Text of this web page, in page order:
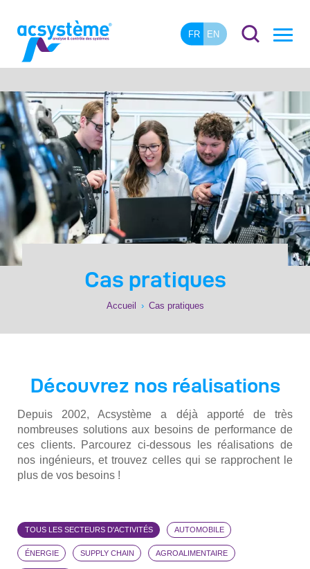
FR EN
Cas pratiques
Accueil › Cas pratiques
Découvrez nos réalisations
Depuis 2002, Acsystème a déjà apporté de très
nombreuses solutions aux besoins de performance de
ces clients. Parcourez ci-dessous les réalisations de
nos ingénieurs, et trouvez celles qui se rapprochent le
plus de vos besoins !
TOUS LES SECTEURS D'ACTIVITÉS AUTOMOBILE
ÉNERGIE SUPPLY CHAIN AGROALIMENTAIRE